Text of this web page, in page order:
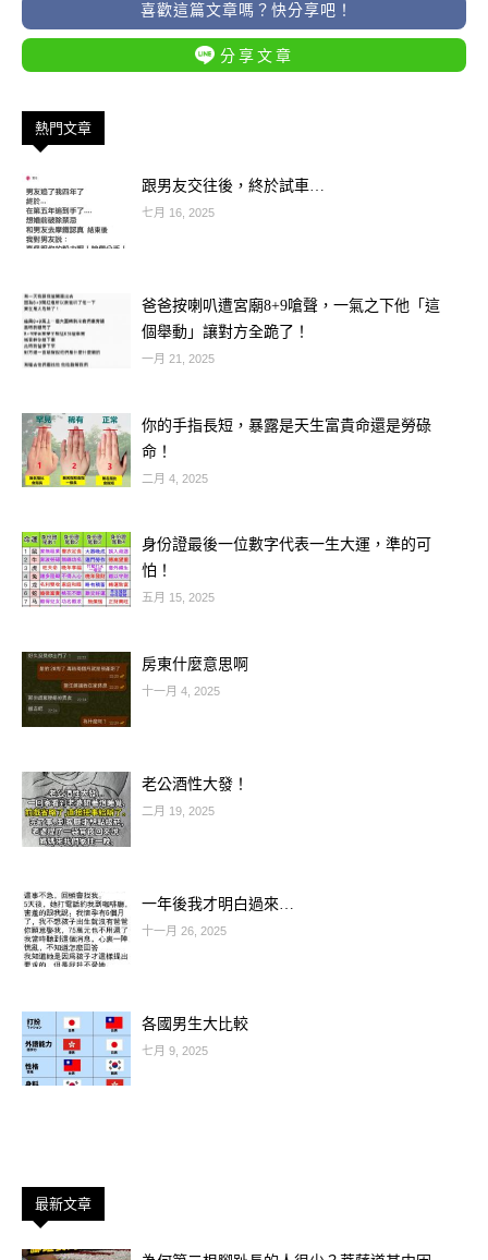
喜歡這篇文章嗎？快分享吧！
分享文章
熱門文章
跟男友交往後，終於試車…
七月 16, 2025
爸爸按喇叭遭宮廟8+9嗆聲，一氣之下他「這
個舉動」讓對方全跪了！
一月 21, 2025
你的手指長短，暴露是天生富貴命還是勞碌
命！
二月 4, 2025
身份證最後一位數字代表一生大運，準的可
怕！
五月 15, 2025
房東什麼意思啊
十一月 4, 2025
老公酒性大發！
二月 19, 2025
一年後我才明白過來…
十一月 26, 2025
各國男生大比較
七月 9, 2025
最新文章